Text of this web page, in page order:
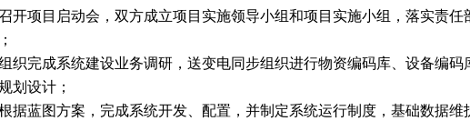
开项目启动会，双方成立项目实施领导小组和项目实施小组，落实责
织完成系统建设业务调研，送变电同步组织进行物资编码库、设备编
划设计；
据蓝图方案，完成系统开发、配置，并制定系统运行制度，基础数据维